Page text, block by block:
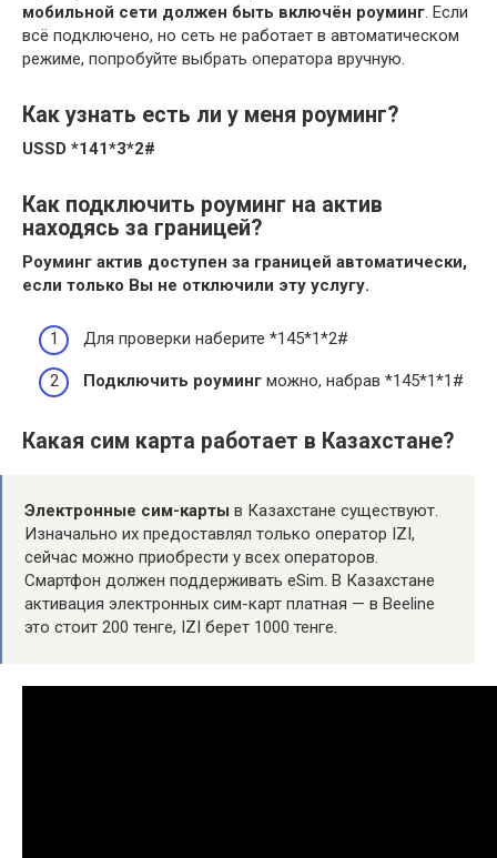
мобильной сети должен быть включён роуминг. Если
всё подключено, но сеть не работает в автоматическом
режиме, попробуйте выбрать оператора вручную.
Как узнать есть ли у меня роуминг?
USSD *141*3*2#
Как подключить роуминг на актив
находясь за границей?
Роуминг актив доступен за границей автоматически,
если только Вы не отключили эту услугу.
Для проверки наберите *145*1*2#
Подключить роуминг можно, набрав *145*1*1#
Какая сим карта работает в Казахстане?
Электронные сим-карты в Казахстане существуют.
Изначально их предоставлял только оператор IZI,
сейчас можно приобрести у всех операторов.
Смартфон должен поддерживать eSim. В Казахстане
активация электронных сим-карт платная — в Beeline
это стоит 200 тенге, IZI берет 1000 тенге.